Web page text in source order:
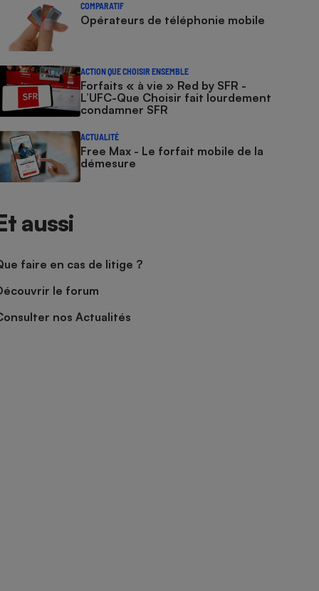
COMPARATIF
Opérateurs de téléphonie mobile
ACTION QUE CHOISIR ENSEMBLE
Forfaits « à vie » Red by SFR -
L’UFC-Que Choisir fait lourdement
condamner SFR
ACTUALITÉ
Free Max - Le forfait mobile de la
démesure
aussi
faire en cas de litige ?
le forum
nos Actualités